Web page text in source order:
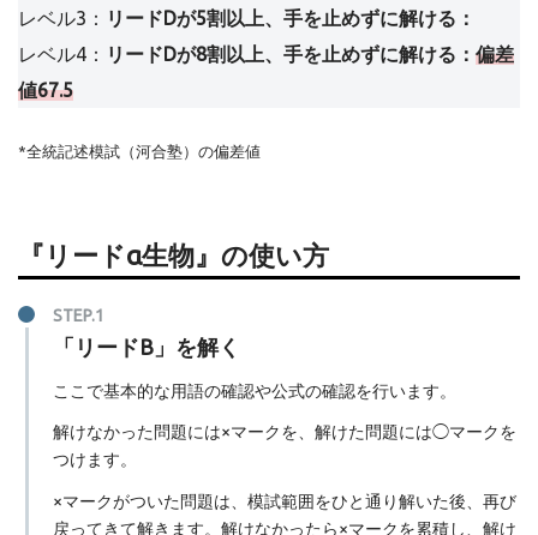
レベル3： リードDが5割以上、手を止めずに解ける：
レベル4： リードDが8割以上、手を止めずに解ける： 偏差
値67.5
*全統記述模試（河合塾）の偏差値
『 リードα生物』の使い方
「リードB」を解く
ここで基本的な用語の確認や公式の確認を行います。
解けなかった問題には×マークを、解けた問題には◯マークを
つけます。
×マークがついた問題は、模試範囲をひと通り解いた後、再び
戻ってきて解きます。解けなかったら×マークを累積し、解け